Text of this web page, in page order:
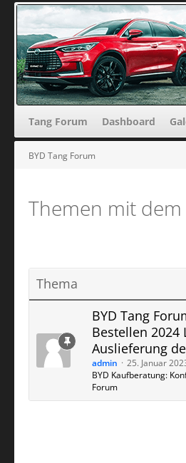
Tang Forum Dashboard
BYD Tang Forum
Themen mit dem
Thema
BYD Tang
Bestellen 2024
Auslieferung
admin
25. Januar
BYD Kaufberatung:
Forum